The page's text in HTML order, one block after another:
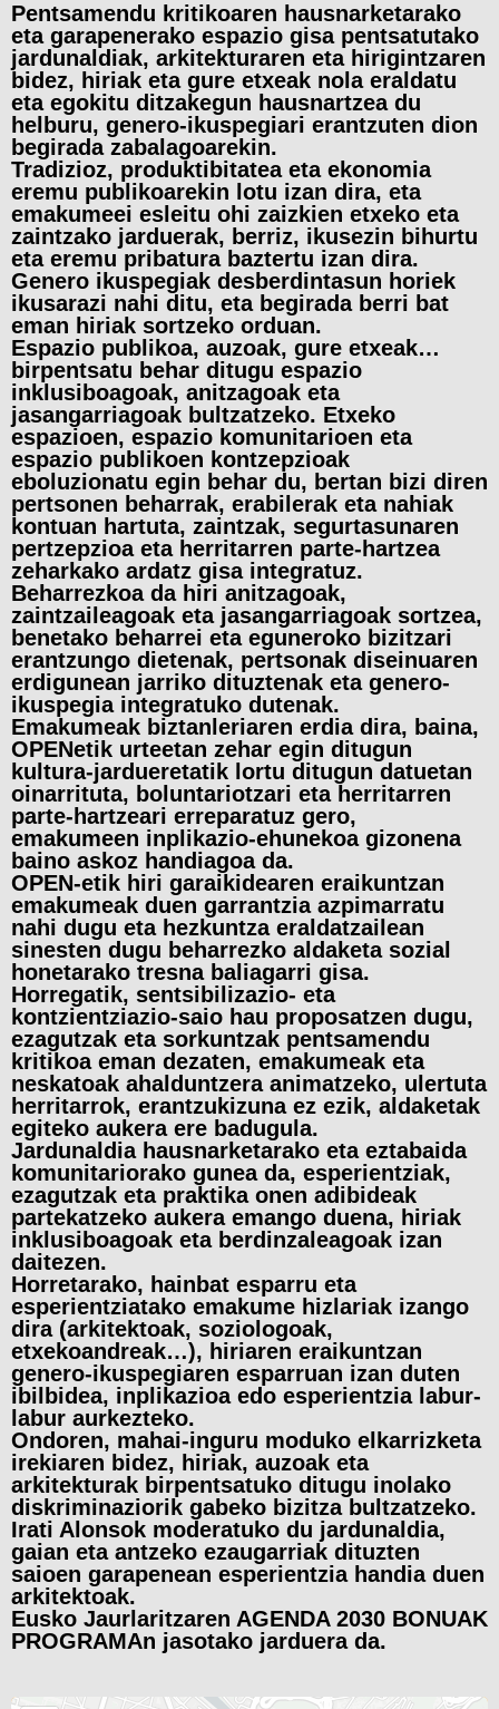
Pentsamendu kritikoaren hausnarketarako
eta garapenerako espazio gisa pentsatutako
jardunaldiak, arkitekturaren eta hirigintzaren
bidez, hiriak eta gure etxeak nola eraldatu
eta egokitu ditzakegun hausnartzea du
helburu, genero-ikuspegiari erantzuten dion
begirada zabalagoarekin.
Tradizioz, produktibitatea eta ekonomia
eremu publikoarekin lotu izan dira, eta
emakumeei esleitu ohi zaizkien etxeko eta
zaintzako jarduerak, berriz, ikusezin bihurtu
eta eremu pribatura baztertu izan dira.
Genero ikuspegiak desberdintasun horiek
ikusarazi nahi ditu, eta begirada berri bat
eman hiriak sortzeko orduan.
Espazio publikoa, auzoak, gure etxeak…
birpentsatu behar ditugu espazio
inklusiboagoak, anitzagoak eta
jasangarriagoak bultzatzeko. Etxeko
espazioen, espazio komunitarioen eta
espazio publikoen kontzepzioak
eboluzionatu egin behar du, bertan bizi diren
pertsonen beharrak, erabilerak eta nahiak
kontuan hartuta, zaintzak, segurtasunaren
pertzepzioa eta herritarren parte-hartzea
zeharkako ardatz gisa integratuz.
Beharrezkoa da hiri anitzagoak,
zaintzaileagoak eta jasangarriagoak sortzea,
benetako beharrei eta eguneroko bizitzari
erantzungo dietenak, pertsonak diseinuaren
erdigunean jarriko dituztenak eta genero-
ikuspegia integratuko dutenak.
Emakumeak biztanleriaren erdia dira, baina,
OPENetik urteetan zehar egin ditugun
kultura-jardueretatik lortu ditugun datuetan
oinarrituta, boluntariotzari eta herritarren
parte-hartzeari erreparatuz gero,
emakumeen inplikazio-ehunekoa gizonena
baino askoz handiagoa da.
OPEN-etik hiri garaikidearen eraikuntzan
emakumeak duen garrantzia azpimarratu
nahi dugu eta hezkuntza eraldatzailean
sinesten dugu beharrezko aldaketa sozial
honetarako tresna baliagarri gisa.
Horregatik, sentsibilizazio- eta
kontzientziazio-saio hau proposatzen dugu,
ezagutzak eta sorkuntzak pentsamendu
kritikoa eman dezaten, emakumeak eta
neskatoak ahalduntzera animatzeko, ulertuta
herritarrok, erantzukizuna ez ezik, aldaketak
egiteko aukera ere badugula.
Jardunaldia hausnarketarako eta eztabaida
komunitariorako gunea da, esperientziak,
ezagutzak eta praktika onen adibideak
partekatzeko aukera emango duena, hiriak
inklusiboagoak eta berdinzaleagoak izan
daitezen.
Horretarako, hainbat esparru eta
esperientziatako emakume hizlariak izango
dira (arkitektoak, soziologoak,
etxekoandreak…), hiriaren eraikuntzan
genero-ikuspegiaren esparruan izan duten
ibilbidea, inplikazioa edo esperientzia labur-
labur aurkezteko.
Ondoren, mahai-inguru moduko elkarrizketa
irekiaren bidez, hiriak, auzoak eta
arkitekturak birpentsatuko ditugu inolako
diskriminaziorik gabeko bizitza bultzatzeko.
Irati Alonsok moderatuko du jardunaldia,
gaian eta antzeko ezaugarriak dituzten
saioen garapenean esperientzia handia duen
arkitektoak.
Eusko Jaurlaritzaren AGENDA 2030 BONUAK
PROGRAMAn jasotako jarduera da.